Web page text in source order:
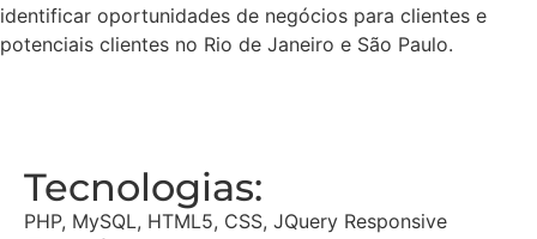
identificar oportunidades de negócios para clientes e
potenciais clientes no Rio de Janeiro e São Paulo.
Tecnologias:
PHP, MySQL, HTML5, CSS, JQuery Responsive